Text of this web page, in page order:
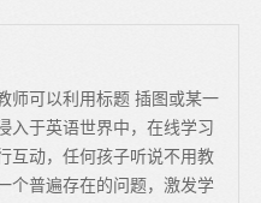
师可以利用标题 插图或某一
入于英语世界中，在线学习
互动，任何孩子听说不用教
个普遍存在的问题，激发学